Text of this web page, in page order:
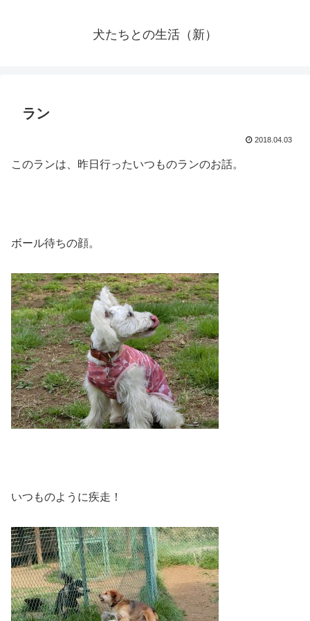
犬たちとの生活（新）
ラン
2018.04.03
このランは、昨日行ったいつものランのお話。
ボール待ちの顔。
いつものように疾走！